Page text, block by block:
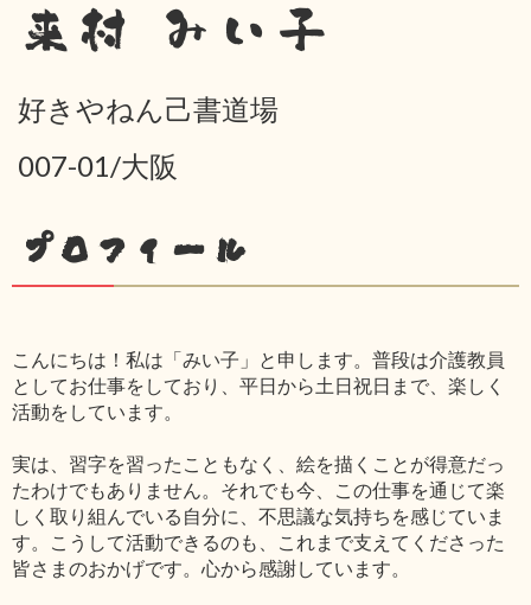
来村 みい子
好きやねん己書道場
007-01/大阪
プロフィール
こんにちは！私は「みい子」と申します。普段は介護教員
としてお仕事をしており、平日から土日祝日まで、楽しく
活動をしています。
実は、習字を習ったこともなく、絵を描くことが得意だっ
たわけでもありません。それでも今、この仕事を通じて楽
しく取り組んでいる自分に、不思議な気持ちを感じていま
す。こうして活動できるのも、これまで支えてくださった
皆さまのおかげです。心から感謝しています。